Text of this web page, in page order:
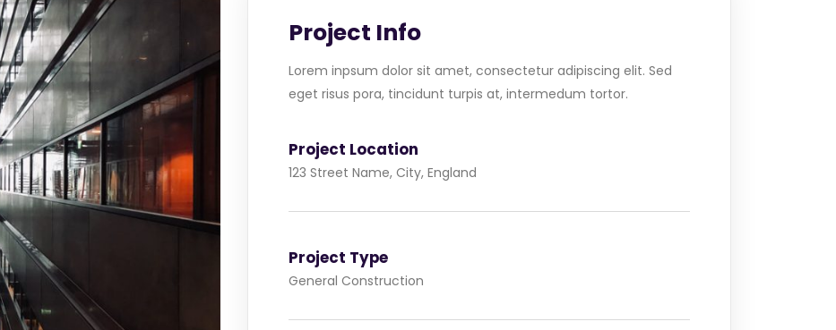
Project Info
Lorem inpsum dolor sit amet, consectetur adipiscing elit. Sed
eget risus pora, tincidunt turpis at, intermedum tortor.
Project Location
123 Street Name, City, England
Project Type
General Construction